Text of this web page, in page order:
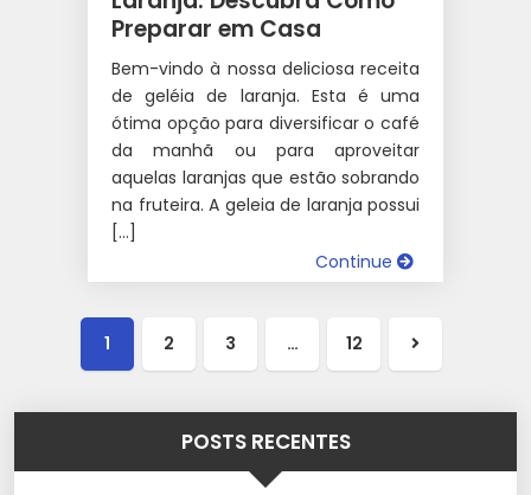
Preparar em Casa
Bem-vindo à nossa deliciosa receita
de geléia de laranja. Esta é uma
ótima opção para diversificar o café
da manhã ou para aproveitar
aquelas laranjas que estão sobrando
na fruteira. A geleia de laranja possui
[…]
Continue
1 2 3 … 12
POSTS RECENTES